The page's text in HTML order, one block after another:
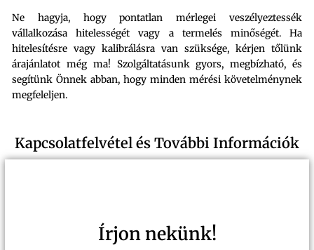
Ne hagyja, hogy pontatlan mérlegei veszélyeztessék
vállalkozása hitelességét vagy a termelés minőségét. Ha
hitelesítésre vagy kalibrálásra van szüksége, kérjen tőlünk
árajánlatot még ma! Szolgáltatásunk gyors, megbízható, és
segítünk Önnek abban, hogy minden mérési követelménynek
megfeleljen.
Kapcsolatfelvétel és További Információk
Írjon nekünk!